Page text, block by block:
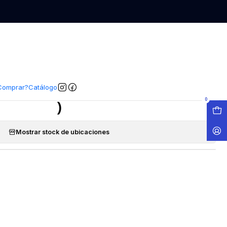
Catálogo
0
AL CARRO
|
& Shoulders Anticaída ( 1 LT
)
Mostrar stock de ubicaciones